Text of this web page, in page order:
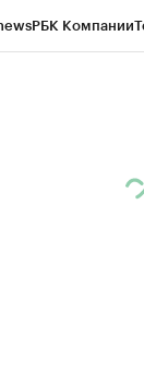
РБК Компании